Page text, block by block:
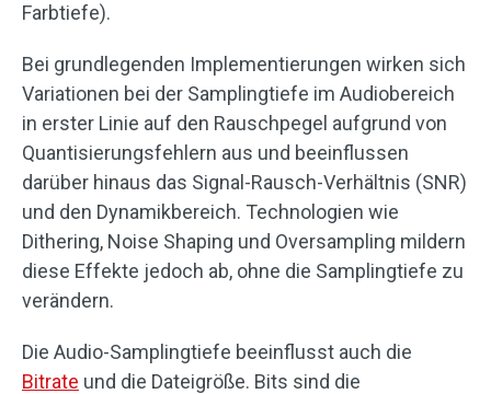
Farbtiefe).
Bei grundlegenden Implementierungen wirken sich
Variationen bei der Samplingtiefe im Audiobereich
in erster Linie auf den Rauschpegel aufgrund von
Quantisierungsfehlern aus und beeinflussen
darüber hinaus das Signal-Rausch-Verhältnis (SNR)
und den Dynamikbereich. Technologien wie
Dithering, Noise Shaping und Oversampling mildern
diese Effekte jedoch ab, ohne die Samplingtiefe zu
verändern.
Die Audio-Samplingtiefe beeinflusst auch die
Bitrate und die Dateigröße. Bits sind die